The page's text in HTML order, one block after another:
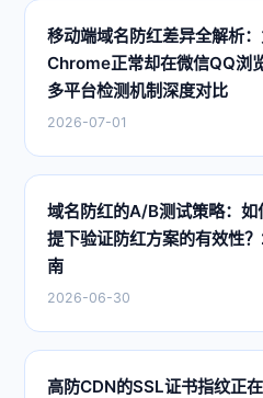
移动端域名防红差异全解析
Chrome正常却在微信QQ浏
多平台检测机制深度对比
2026-07-01
域名防红的A/B测试策略：
提下验证防红方案的有效性
南
2026-06-30
高防CDN的SSL证书指纹正